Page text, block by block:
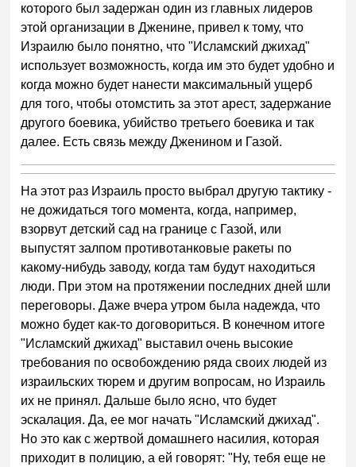
которого был задержан один из главных лидеров
этой организации в Дженине, привел к тому, что
Израилю было понятно, что "Исламский джихад"
использует возможность, когда им это будет удобно и
когда можно будет нанести максимальный ущерб
для того, чтобы отомстить за этот арест, задержание
другого боевика, убийство третьего боевика и так
далее. Есть связь между Дженином и Газой.
На этот раз Израиль просто выбрал другую тактику -
не дожидаться того момента, когда, например,
взорвут детский сад на границе с Газой, или
выпустят залпом противотанковые ракеты по
какому-нибудь заводу, когда там будут находиться
люди. При этом на протяжении последних дней шли
переговоры. Даже вчера утром была надежда, что
можно будет как-то договориться. В конечном итоге
"Исламский джихад" выставил очень высокие
требования по освобождению ряда своих людей из
израильских тюрем и другим вопросам, но Израиль
их не принял. Дальше было ясно, что будет
эскалация. Да, ее мог начать "Исламский джихад".
Но это как с жертвой домашнего насилия, которая
приходит в полицию, а ей говорят: "Ну, тебя еще не